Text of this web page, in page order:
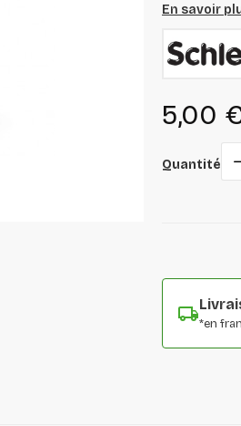
En savoir
5,00
Quantité
*en